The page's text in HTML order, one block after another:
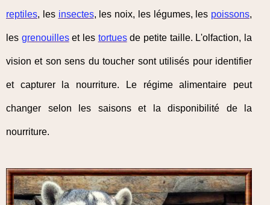
reptiles, les insectes, les noix, les légumes, les poissons,
les grenouilleset les tortuesde petite taille. L'olfaction, la
vision et son sens du toucher sont utilisés pour identifier
et capturer la nourriture. Le régime alimentaire peut
changer selon les saisons et la disponibilité de la
nourriture.